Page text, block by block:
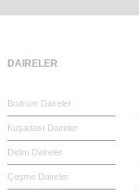
DAIRELER
Bodrum Daireler
Kuşadası Daireler
Didim Daireler
Çeşme Daireler